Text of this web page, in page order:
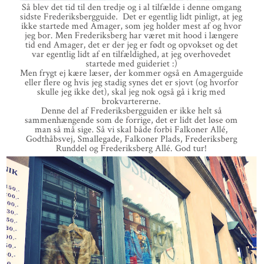
Så blev det tid til den tredje og i al tilfælde i denne omgang
sidste Frederiksbergguide. Det er egentlig lidt pinligt, at jeg
ikke startede med Amager, som jeg holder mest af og hvor
jeg bor. Men Frederiksberg har været mit hood i længere
tid end Amager, det er der jeg er født og opvokset og det
var egentlig lidt af en tilfældighed, at jeg overhovedet
startede med guideriet :)
Men frygt ej kære læser, der kommer også en Amagerguide
eller flere og hvis jeg stadig synes det er sjovt (og hvorfor
skulle jeg ikke det), skal jeg nok også gå i krig med
brokvartererne.
Denne del af Frederiksbergguiden er ikke helt så
sammenhængende som de forrige, det er lidt det løse om
man så må sige. Så vi skal både forbi Falkoner Allé,
Godthåbsvej, Smallegade, Falkoner Plads, Frederiksberg
Runddel og Frederiksberg Allé. God tur!